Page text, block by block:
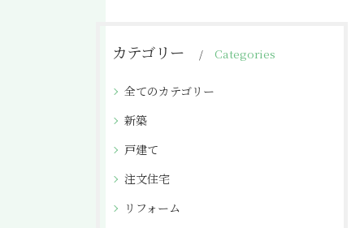
カテゴリー Categories
全てのカテゴリー
新築
戸建て
注文住宅
リフォーム